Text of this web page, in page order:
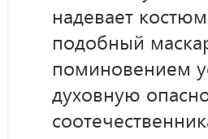
надевает
подобный
поминовением
духовную